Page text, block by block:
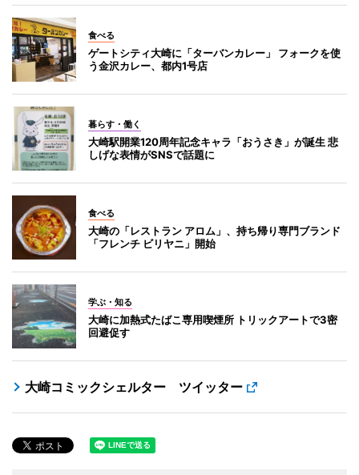
食べる
ゲートシティ大崎に「ターバンカレー」 フォークを使
う金沢カレー、都内1号店
暮らす・働く
大崎駅開業120周年記念キャラ「おうさき」が誕生 悲
しげな表情がSNSで話題に
食べる
大崎の「レストラン アロム」、持ち帰り専門ブランド
「フレンチ ビリヤニ」開始
学ぶ・知る
大崎に加熱式たばこ専用喫煙所 トリックアートで3密
回避促す
大崎コミックシェルター ツイッター